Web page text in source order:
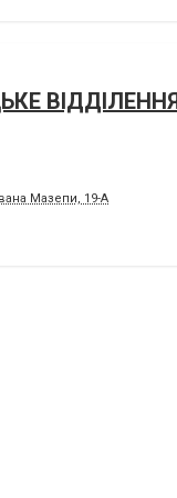
ВІДДІЛЕННЯ
Мазепи, 19-А